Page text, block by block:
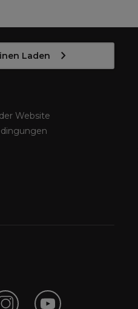
Laden
Website